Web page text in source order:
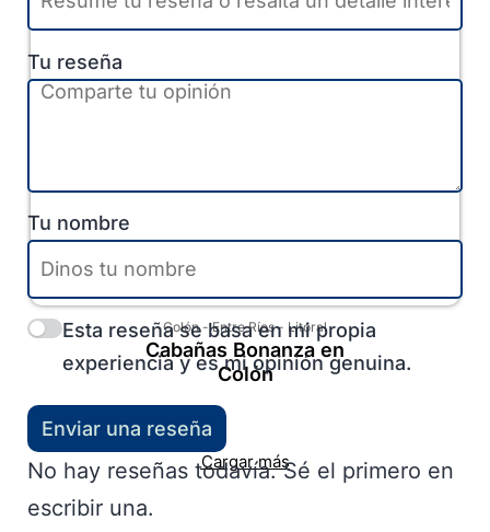
Colón-Entre Ríos- Litoral
Cabañas Bonanza en
Colón
Cargar más
Tu reseña
Tu nombre
Esta reseña se basa en mi propia
experiencia y es mi opinión genuina.
Enviar una reseña
No hay reseñas todavía. Sé el primero en
escribir una.